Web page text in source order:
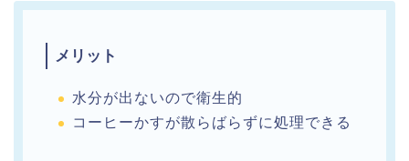
メリット
水分が出ないので衛生的
コーヒーかすが散らばらずに処理できる